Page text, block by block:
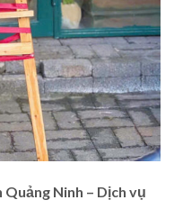
Ninh – Dịch vụ